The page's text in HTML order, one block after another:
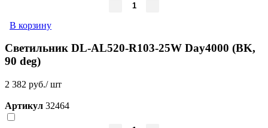
В корзину
Светильник DL-AL520-R103-25W Day4000 (BK,
90 deg)
2 382 руб./ шт
Артикул 32464